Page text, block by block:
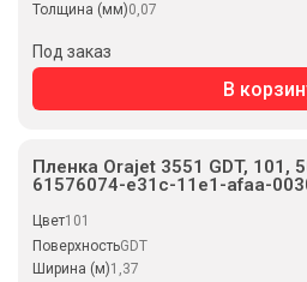
Толщина (мм)0,07
Под заказ
В
Пленка Orajet 3551 GDT, 101,
61576074-e31c-11e1-afaa-
Цвет101
ПоверхностьGDT
Ширина (м)1,37